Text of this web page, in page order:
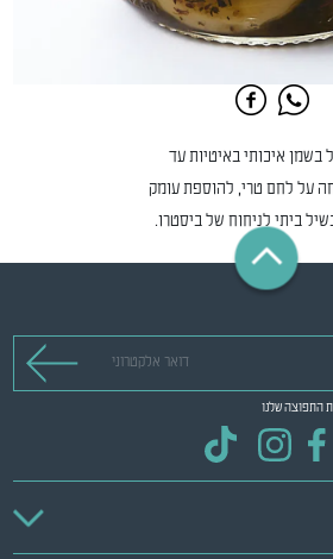
בשמן איכותי באיטיות עד
על לחם טרי, להוספת עומק
ביתי לניחוח של ביסטרו.
התפוצה שלנו